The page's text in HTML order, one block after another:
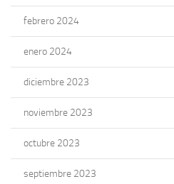
febrero 2024
enero 2024
diciembre 2023
noviembre 2023
octubre 2023
septiembre 2023